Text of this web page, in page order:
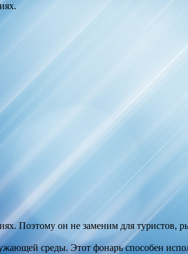
Поэтому он не заменим для
среды. Этот фонарь способен